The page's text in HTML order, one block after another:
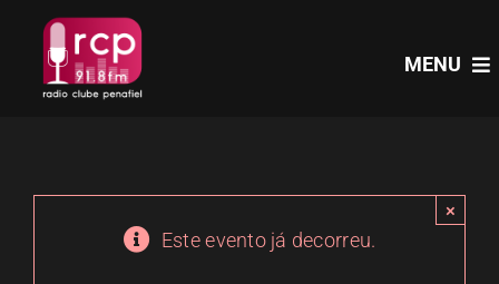
content
MENU
PROGRAMAS
Este evento já decorreu.
×